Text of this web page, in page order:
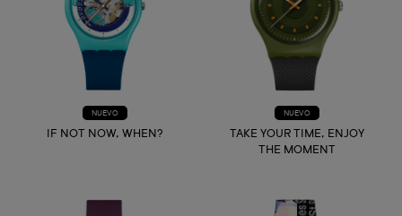
NUEVO
IF NOT NOW, WHEN?
NUEVO
TAKE YOUR TIME, ENJOY
THE MOMENT